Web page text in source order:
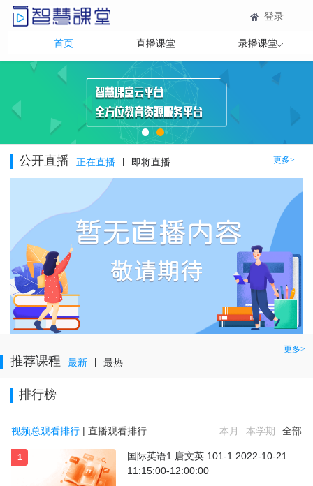
首页 直播课堂 录播课堂
登录
公开直播 正在直播 即将直播 更多>
推荐课程 最新 最热
更多>
排行榜
视频总观看排行 | 直播观看排行 本月 本学期 全部
1
国际英语1 唐文英 101-1 2022-10-21
11:15:00-12:00:00